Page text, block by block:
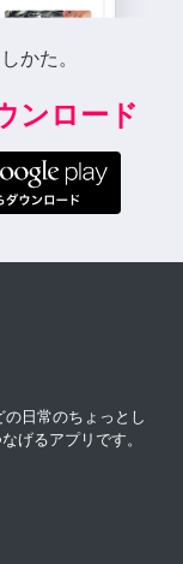
かた。
ンロード
日常のちょっとし
げるアプリです。